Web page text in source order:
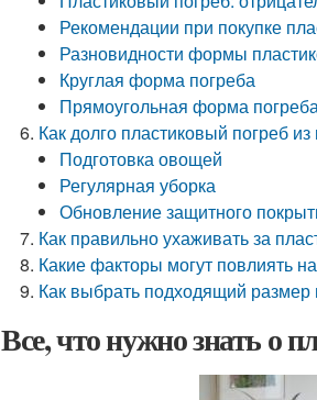
Рекомендации при покупке
Разновидности формы
Круглая форма погреба
Прямоугольная форма
Как долго пластиковый погреб
Подготовка овощей
Регулярная уборка
Обновление защитного
Как правильно ухаживать за
Какие факторы могут повлиять
Как выбрать подходящий размер
Все, что нужно знать о